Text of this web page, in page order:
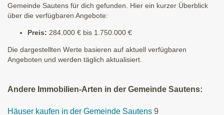
Gemeinde Sautens für dich gefunden. Hier ein kurzer Überblick
über die verfügbaren Angebote:
Preis: 284.000 € bis 1.750.000 €
Die dargestellten Werte basieren auf aktuell verfügbaren
Angeboten und werden täglich aktualisiert.
Andere Immobilien-Arten in der Gemeinde Sautens:
Häuser kaufen in der Gemeinde Sautens 9